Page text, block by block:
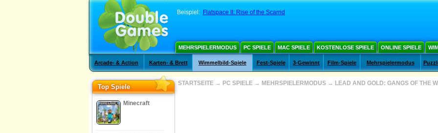
Beispiel: Flatspace II: Rise of the Scarrid
MEHRSPIELERMODUS PC SPIELE MAC SPIELE KOSTENLOSE SPIELE ONLINE SPIELE
Arcade- & Action Karten- & Brett Wimmelbild-Spiele Fest-Spiele 3-Gewinnt Film-Spiele Mehrspielermodus
Top Spiele
Minecraft
STARTSEITE → PC SPIELE → MEHRSPIELERMODUS → LEAD AND GOLD: GANGS OF THE